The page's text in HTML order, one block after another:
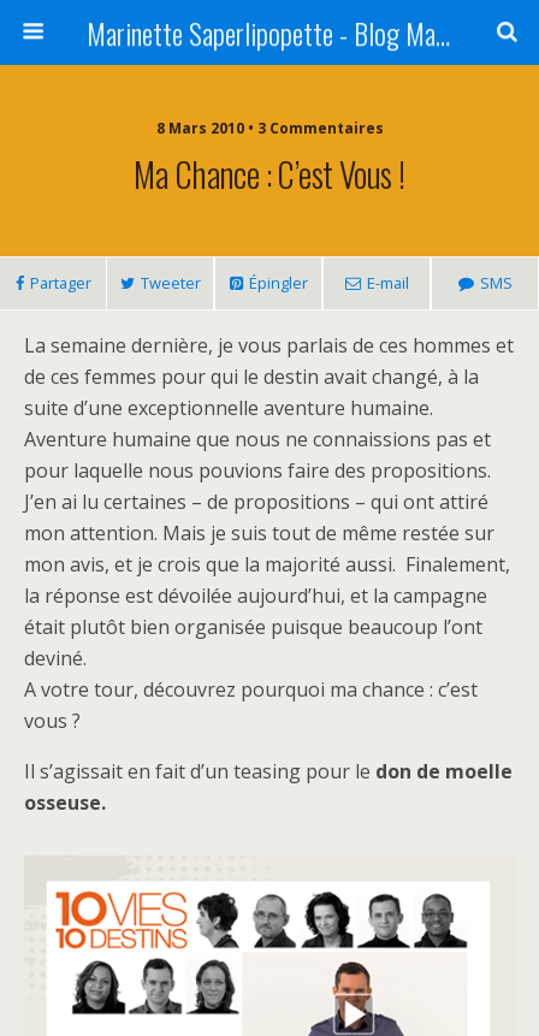
Marinette Saperlipopette - Blog Maman Angers Lifestyle - Ex Expat Montréal
8 Mars 2010 • 3 Commentaires
Ma Chance : C’est Vous !
Partager Tweeter Épingler E-mail SMS
La semaine dernière, je vous parlais de ces hommes et
de ces femmes pour qui le destin avait changé, à la
suite d’une exceptionnelle aventure humaine.
Aventure humaine que nous ne connaissions pas et
pour laquelle nous pouvions faire des propositions.
J’en ai lu certaines – de propositions – qui ont attiré
mon attention. Mais je suis tout de même restée sur
mon avis, et je crois que la majorité aussi. Finalement,
la réponse est dévoilée aujourd’hui, et la campagne
était plutôt bien organisée puisque beaucoup l’ont
deviné.
A votre tour, découvrez pourquoi ma chance : c’est
vous ?
Il s’agissait en fait d’un teasing pour le don de moelle
osseuse.